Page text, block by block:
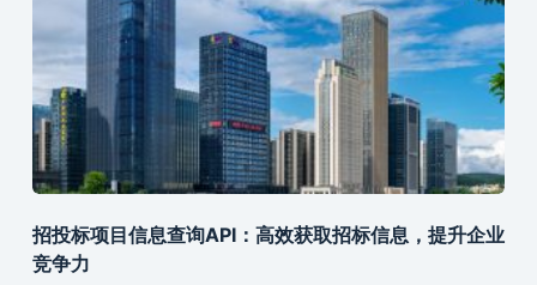
招投标项目信息查询API：高效获取招标信息，提升企业
竞争力